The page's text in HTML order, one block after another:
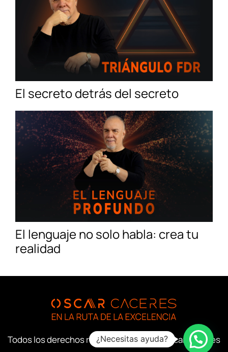
El secreto detrás del secreto
El lenguaje no solo habla: crea tu
realidad
Todos los derechos reservados © 2026 Oscar Cáceres
¿Necesitas ayuda?